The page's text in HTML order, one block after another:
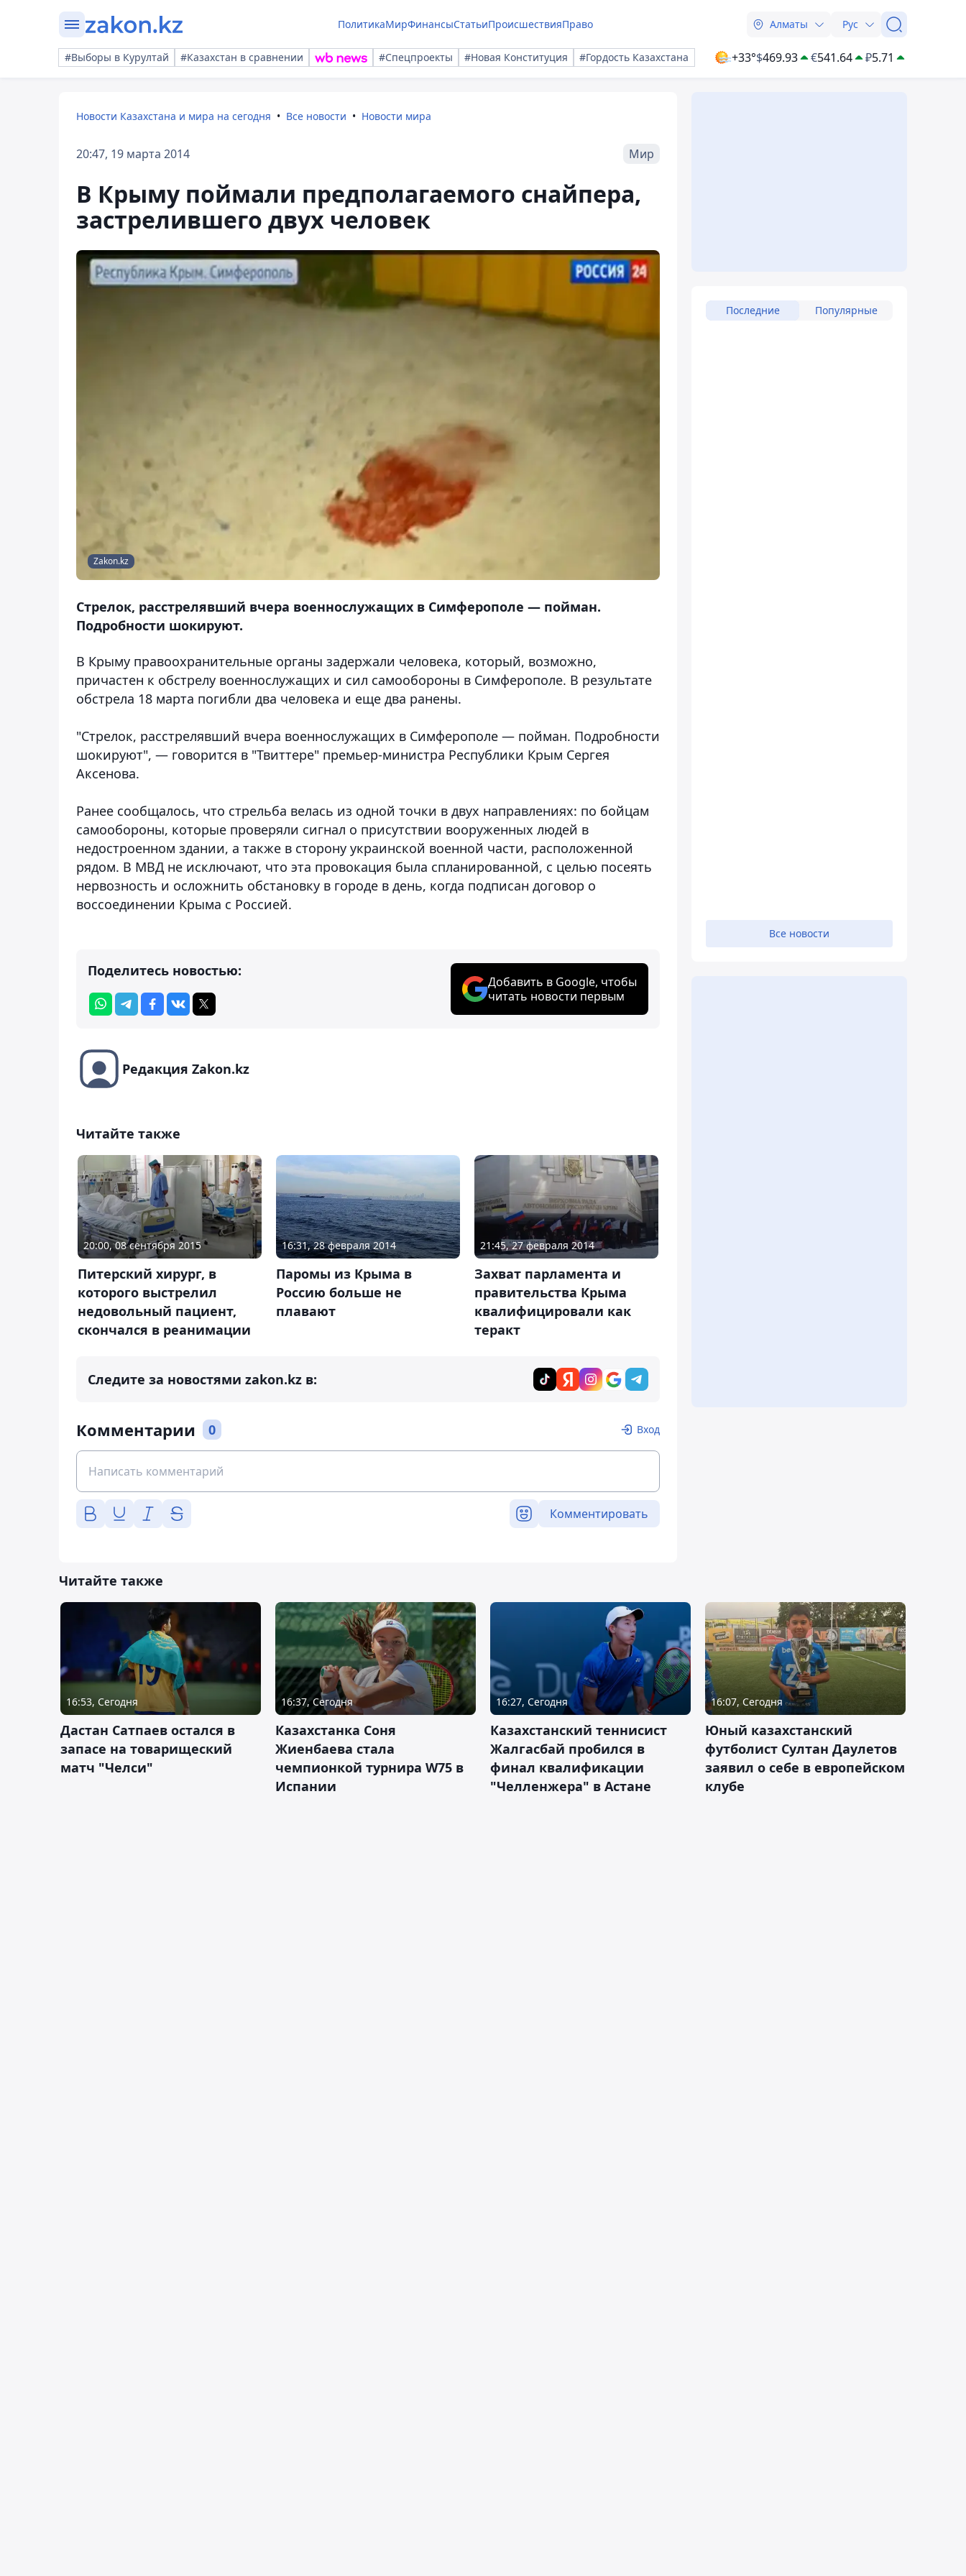
ПолитикаМирФинансыСтатьиПроисшествияПраво Алматы Рус
#Выборы в Курултай #Казахстан в сравнении #Спецпроекты #Новая Конституция #Гордость Казахстана +33°$469.93 €541.64 ₽5.71
Новости Казахстана и мира на сегодня Все новости Новости мира
20:47, 19 марта 2014 Мир
В Крыму поймали предполагаемого снайпера,
застрелившего двух человек
Zakon.kz
Стрелок, расстрелявший вчера военнослужащих в Симферополе — пойман.
Подробности шокируют.
В Крыму правоохранительные органы задержали человека, который, возможно,
причастен к обстрелу военнослужащих и сил самообороны в Симферополе. В результате
обстрела 18 марта погибли два человека и еще два ранены.
"Стрелок, расстрелявший вчера военнослужащих в Симферополе — пойман. Подробности
шокируют", — говорится в "Твиттере" премьер-министра Республики Крым Сергея
Аксенова.
Ранее сообщалось, что стрельба велась из одной точки в двух направлениях: по бойцам
самообороны, которые проверяли сигнал о присутствии вооруженных людей в
недостроенном здании, а также в сторону украинской военной части, расположенной
рядом. В МВД не исключают, что эта провокация была спланированной, с целью посеять
нервозность и осложнить обстановку в городе в день, когда подписан договор о
воссоединении Крыма с Россией.
Поделитесь новостью:
Добавить в Google, чтобы
читать новости первым
Редакция Zakon.kz
Читайте также
20:00, 08 сентября 2015
Питерский хирург, в
которого выстрелил
недовольный пациент,
скончался в реанимации
16:31, 28 февраля 2014
Паромы из Крыма в
Россию больше не
плавают
21:45, 27 февраля 2014
Захват парламента и
правительства Крыма
квалифицировали как
теракт
Следите за новостями zakon.kz в:
Комментарии 0 Вход
Комментировать
Последние Популярные
Все новости
Читайте также
16:53, Сегодня
Дастан Сатпаев остался в
запасе на товарищеский
матч "Челси"
16:37, Сегодня
Казахстанка Соня
Жиенбаева стала
чемпионкой турнира W75 в
Испании
16:27, Сегодня
Казахстанский теннисист
Жалгасбай пробился в
финал квалификации
"Челленжера" в Астане
16:07, Сегодня
Юный казахстанский
футболист Султан Даулетов
заявил о себе в европейском
клубе